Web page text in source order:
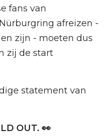
fans van
afreizen -
zijn - moeten dus
zij de start
statement van
OUT. 👀